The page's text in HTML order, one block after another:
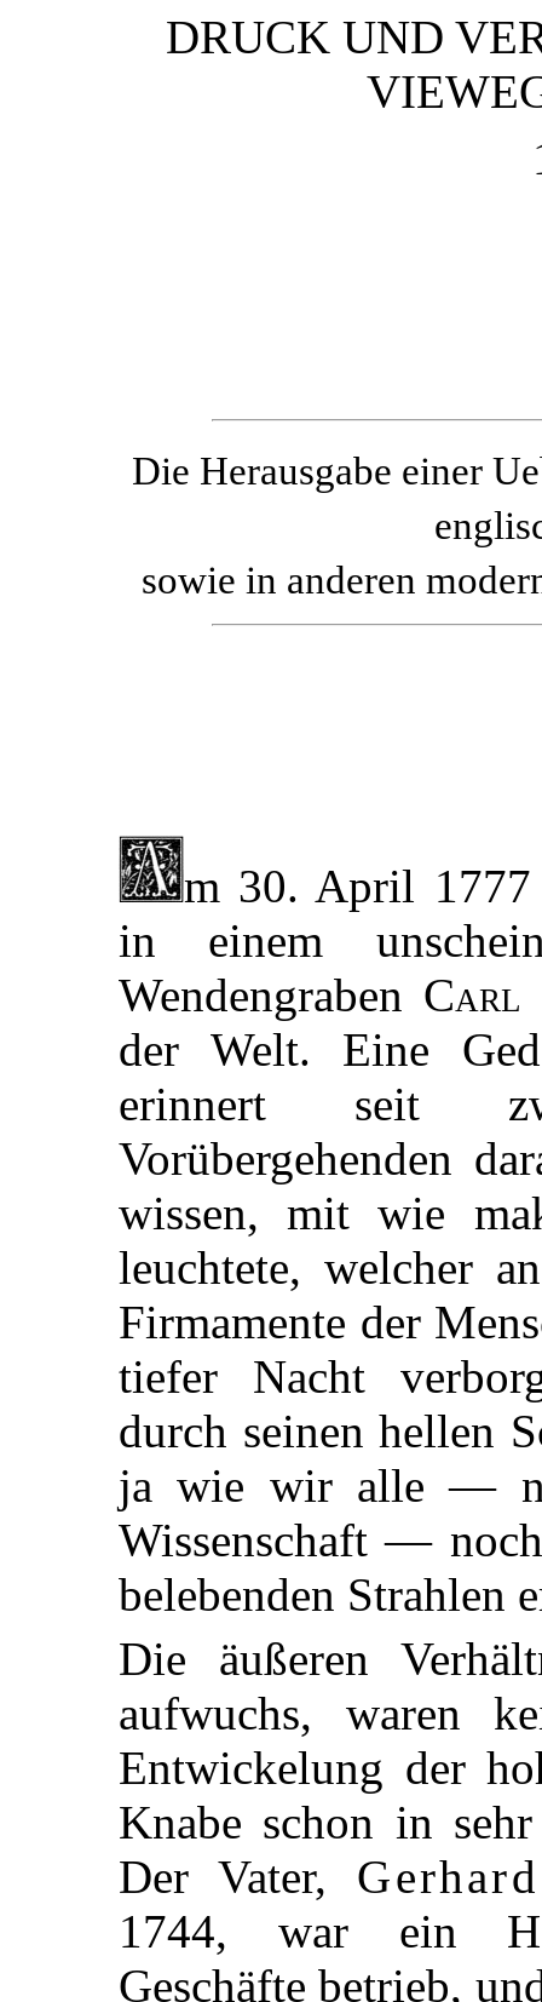
DRUCK UND
Die Herausgabe einer
sowie in anderen
m 30. April 1777
in einem
Wendengraben Carl
der Welt. Eine
erinnert seit
Vorübergehenden
wissen, mit wie
leuchtete, welcher
Firmamente der
tiefer Nacht
durch seinen hellen
ja wie wir alle —
Wissenschaft —
belebenden Strahlen
Die äußeren
aufwuchs, waren
Entwickelung der
Knabe schon in
Der Vater,
1744, war ein
Geschäfte betrieb,